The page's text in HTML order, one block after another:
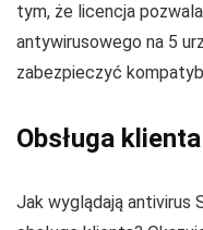
tym, że licencja
antywirusowego na 5
zabezpieczyć
Obsługa klienta
Jak wyglądają antivirus